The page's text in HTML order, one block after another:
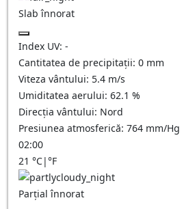
Slab înnorat
Index UV: -
Cantitatea de precipitații: 0 mm
Viteza vântului: 5.4 m/s
Umiditatea aerului: 62.1 %
Direcția vântului: Nord
Presiunea atmosferică: 764 mm/Hg
02:00
21 °C|°F
Parțial înnorat